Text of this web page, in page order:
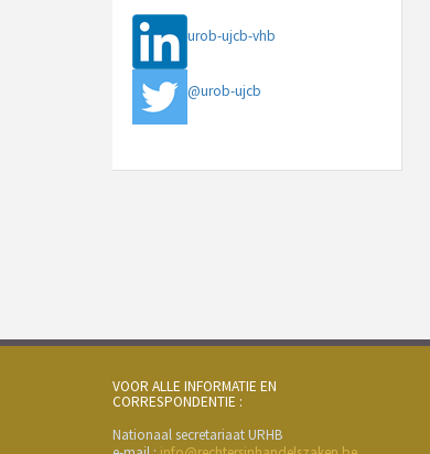
urob-ujcb-vhb
@urob-ujcb
VOOR ALLE INFORMATIE EN
CORRESPONDENTIE :
Nationaal secretariaat URHB